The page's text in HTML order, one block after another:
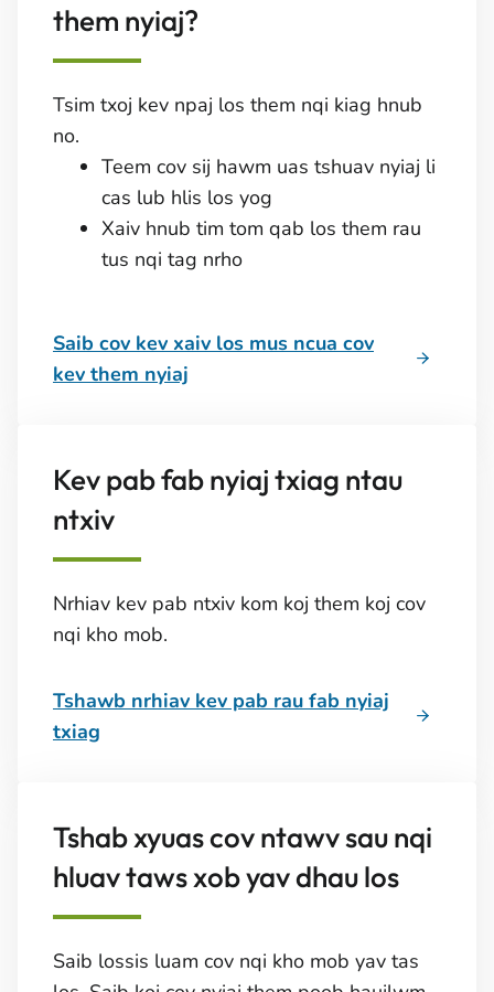
them nyiaj?
Tsim txoj kev npaj los them nqi kiag hnub
no.
Teem cov sij hawm uas tshuav nyiaj li
cas lub hlis los yog
Xaiv hnub tim tom qab los them rau
tus nqi tag nrho
Saib cov kev xaiv los mus ncua cov
kev them nyiaj
Kev pab fab nyiaj txiag ntau
ntxiv
Nrhiav kev pab ntxiv kom koj them koj cov
nqi kho mob.
Tshawb nrhiav kev pab rau fab nyiaj
txiag
Tshab xyuas cov ntawv sau nqi
hluav taws xob yav dhau los
Saib lossis luam cov nqi kho mob yav tas